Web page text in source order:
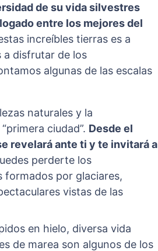
de su vida silvestres
entre los mejores del
increíbles tierras es a
a disfrutar de los
algunas de las escalas
naturales y la
ciudad”. Desde el
revelará ante ti y te invitará a
perderte los
formados por glaciares,
vistas de las
en hielo, diversa vida
de marea son algunos de los